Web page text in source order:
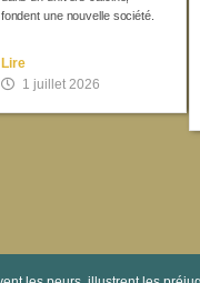
fondent une nouvelle société.
Lire
1 juillet 2026